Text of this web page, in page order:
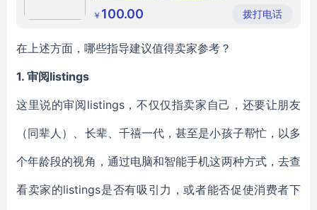
雷霆对战VR设备
VR枪战对战设备
有限公司
￥ 100.00 拨打电话
在上述方面，哪些指导建议值得卖家参考？
1. 审阅listings
这里说的审阅listings，不仅仅指卖家自己，还要让朋友
（同辈人）、长辈、千禧一代，甚至是小孩子帮忙，以多
个年龄段的视角，通过电脑和智能手机这两种方式，去查
看卖家的listings是否有吸引力，或者能否促使消费者下